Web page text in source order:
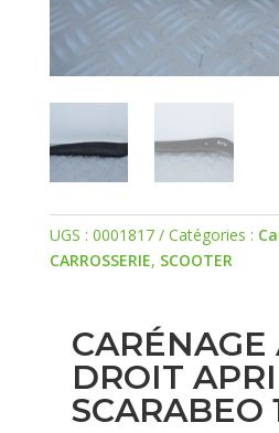
UGS : 0001817 Catégories :
CARROSSERIE, SCOOTER
CARÉNAGE
DROIT
SCARABEO